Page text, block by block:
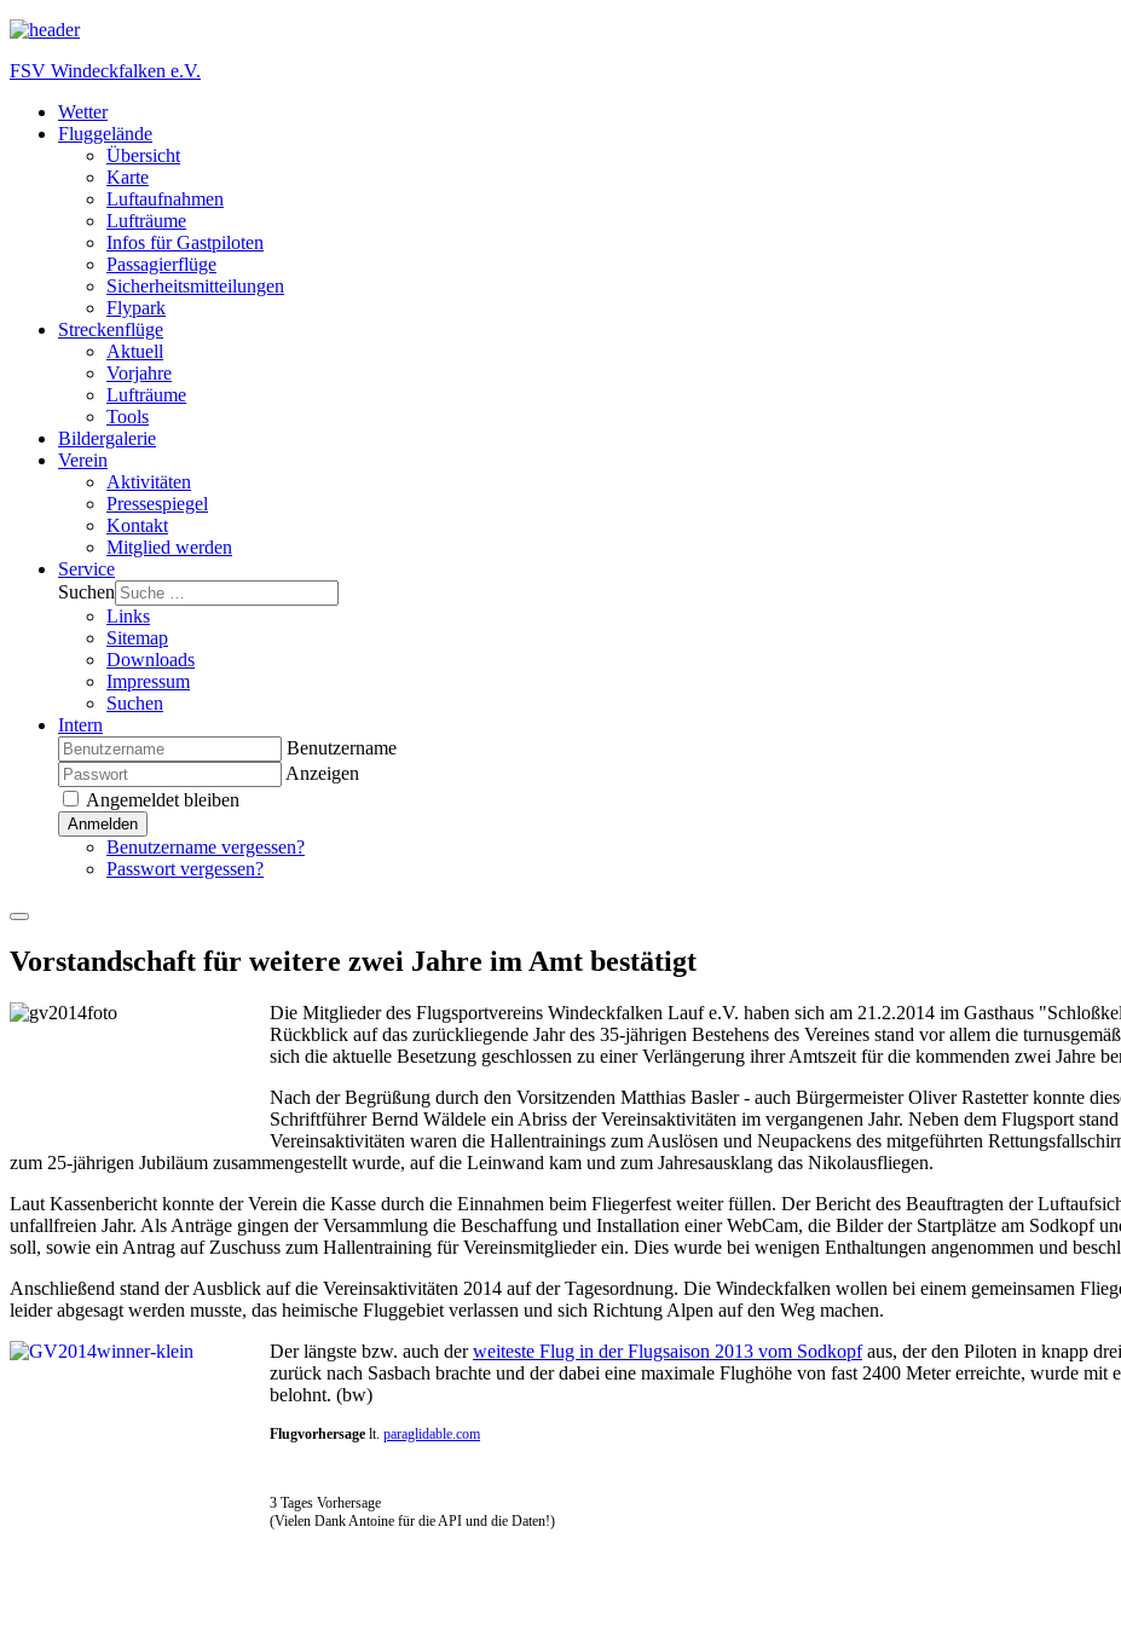
FSV Windeckfalken e.V.
Wetter
Fluggelände
Übersicht
Karte
Luftaufnahmen
Lufträume
Infos für Gastpiloten
Passagierflüge
Sicherheitsmitteilungen
Flypark
Streckenflüge
Aktuell
Vorjahre
Lufträume
Tools
Bildergalerie
Verein
Aktivitäten
Pressespiegel
Kontakt
Mitglied werden
Service
Suchen
Links
Sitemap
Downloads
Impressum
Suchen
Intern
Benutzername
Anzeigen
Angemeldet bleiben
Anmelden
Benutzername vergessen?
Passwort vergessen?
Vorstandschaft für weitere zwei Jahre im Amt bestätigt
Die Mitglieder des Flugsportvereins Windeckfalken Lauf e.V. haben sich am 21.2.2014 im Gasthaus
Rückblick auf das zurückliegende Jahr des 35-jährigen Bestehens des Vereines stand vor allem die
sich die aktuelle Besetzung geschlossen zu einer Verlängerung ihrer Amtszeit für die kommenden zwei Jahre
Nach der Begrüßung durch den Vorsitzenden Matthias Basler - auch Bürgermeister Oliver Rastetter konnte
Schriftführer Bernd Wäldele ein Abriss der Vereinsaktivitäten im vergangenen Jahr. Neben dem Flugsport
Vereinsaktivitäten waren die Hallentrainings zum Auslösen und Neupackens des mitgeführten
zum 25-jährigen Jubiläum zusammengestellt wurde, auf die Leinwand kam und zum Jahresausklang das Nikolausfliegen.
Laut Kassenbericht konnte der Verein die Kasse durch die Einnahmen beim Fliegerfest weiter füllen. Der Bericht des Beauftragten der
unfallfreien Jahr. Als Anträge gingen der Versammlung die Beschaffung und Installation einer WebCam, die Bilder der Startplätze am Sodkopf
soll, sowie ein Antrag auf Zuschuss zum Hallentraining für Vereinsmitglieder ein. Dies wurde bei wenigen Enthaltungen angenommen und
Anschließend stand der Ausblick auf die Vereinsaktivitäten 2014 auf der Tagesordnung. Die Windeckfalken wollen bei einem gemeinsamen
leider abgesagt werden musste, das heimische Fluggebiet verlassen und sich Richtung Alpen auf den Weg machen.
Der längste bzw. auch derweiteste Flug in der Flugsaison 2013 vom Sodkopfaus, der den Piloten in knapp
zurück nach Sasbach brachte und der dabei eine maximale Flughöhe von fast 2400 Meter erreichte, wurde
belohnt. (bw)
Flugvorhersage lt. paraglidable.com
3 Tages Vorhersage
(Vielen Dank Antoine für die API und die Daten!)